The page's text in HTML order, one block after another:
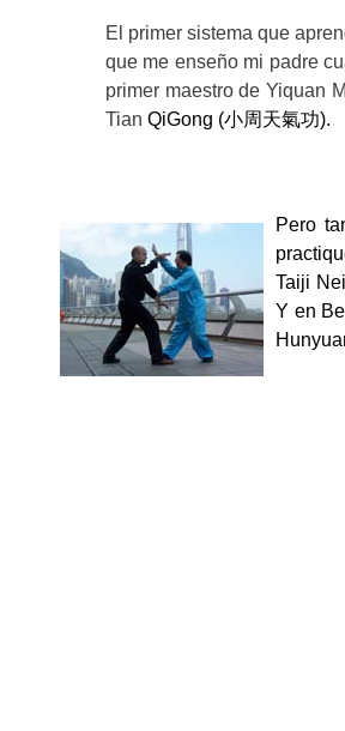
El primer sistema que
que me enseño mi padre
primer maestro de Yiquan
Tian QiGong (小周天氣功).
Pero
Taiji
Y en